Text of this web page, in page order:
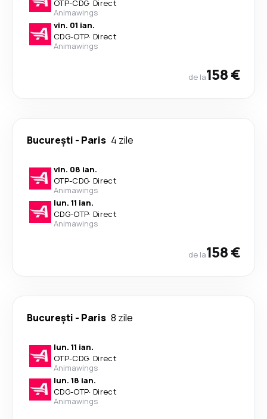
OTP-CDG· Direct
Animawings
vin. 01 ian.
CDG-OTP· Direct
Animawings
de la158 €
București - Paris 4 zile
vin. 08 ian.
OTP-CDG· Direct
Animawings
lun. 11 ian.
CDG-OTP· Direct
Animawings
de la158 €
București - Paris 8 zile
lun. 11 ian.
OTP-CDG· Direct
Animawings
lun. 18 ian.
CDG-OTP· Direct
Animawings